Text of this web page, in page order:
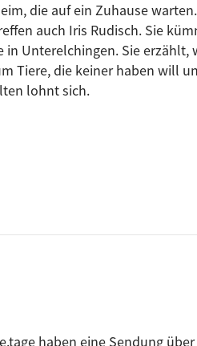
die auf ein Zuhause
auch Iris Rudisch. Sie
Unterelchingen. Sie erzählt,
Tiere, die keiner haben will
lohnt sich.
haben eine Sendung